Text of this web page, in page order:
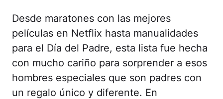
Desde maratones con las mejores
películas en Netflix hasta manualidades
para el Día del Padre, esta lista fue hecha
con mucho cariño para sorprender a esos
hombres especiales que son padres con
un regalo único y diferente. En